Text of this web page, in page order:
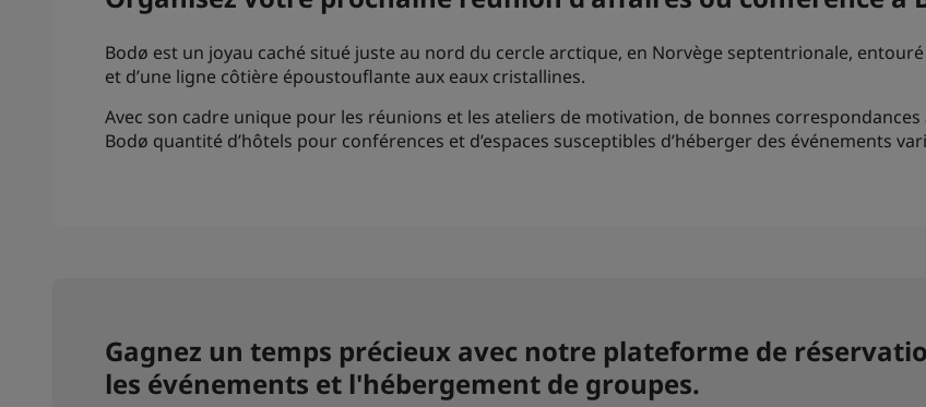
Bodø est un joyau caché situé juste au nord du cercle arctique, en Norvège septentrionale,
et d’une ligne côtière époustouflante aux eaux cristallines.
Avec son cadre unique pour les réunions et les ateliers de motivation, de bonnes
Bodø quantité d’hôtels pour conférences et d’espaces susceptibles d’héberger des événements
Gagnez un temps précieux avec notre plateforme de
les événements et l'hébergement de groupes.